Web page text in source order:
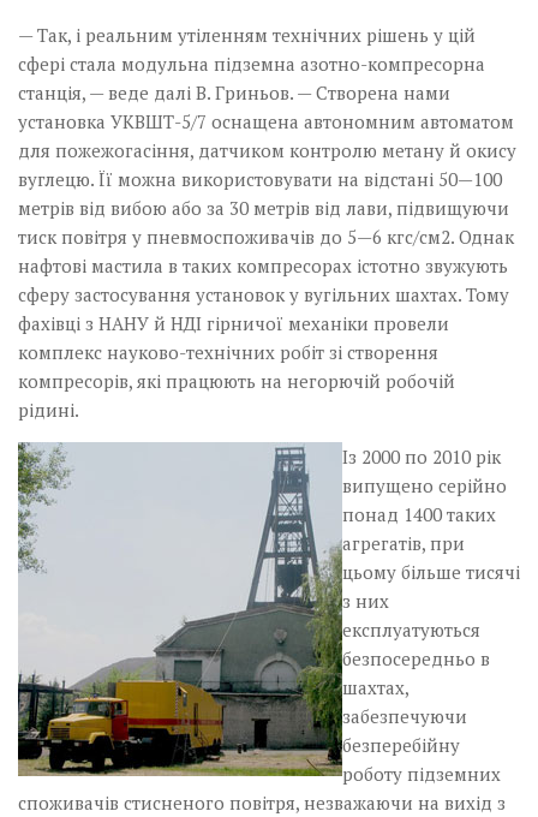
— Так, і реальним утіленням технічних рішень у цій
сфері стала модульна підземна азотно-компресорна
станція, — веде далі В. Гриньов. — Створена нами
установка УКВШТ-5/7 оснащена автономним автоматом
для пожежогасіння, датчиком контролю метану й окису
вуглецю. Її можна використовувати на відстані 50—100
метрів від вибою або за 30 метрів від лави, підвищуючи
тиск повітря у пневмоспоживачів до 5—6 кгс/см2. Однак
нафтові мастила в таких компресорах істотно звужують
сферу застосування установок у вугільних шахтах. Тому
фахівці з НАНУ й НДІ гірничої механіки провели
комплекс науково-технічних робіт зі створення
компресорів, які працюють на негорючій робочій
рідині.
Із 2000 по 2010 рік
випущено серійно
понад 1400 таких
агрегатів, при
цьому більше тисячі
з них
експлуатуються
безпосередньо в
шахтах,
забезпечуючи
безперебійну
роботу підземних
споживачів стисненого повітря, незважаючи на вихід з